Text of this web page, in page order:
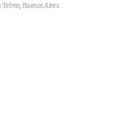
Telmo, Buenos Aires.